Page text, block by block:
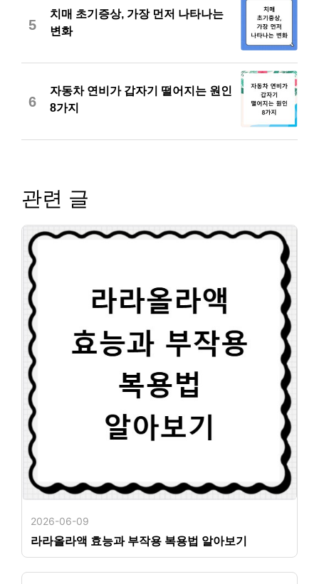
5
치매 초기증상, 가장 먼저 나타나는
변화
6
자동차 연비가 갑자기 떨어지는 원인
8가지
관련 글
2026-06-09
라라올라액 효능과 부작용 복용법 알아보기